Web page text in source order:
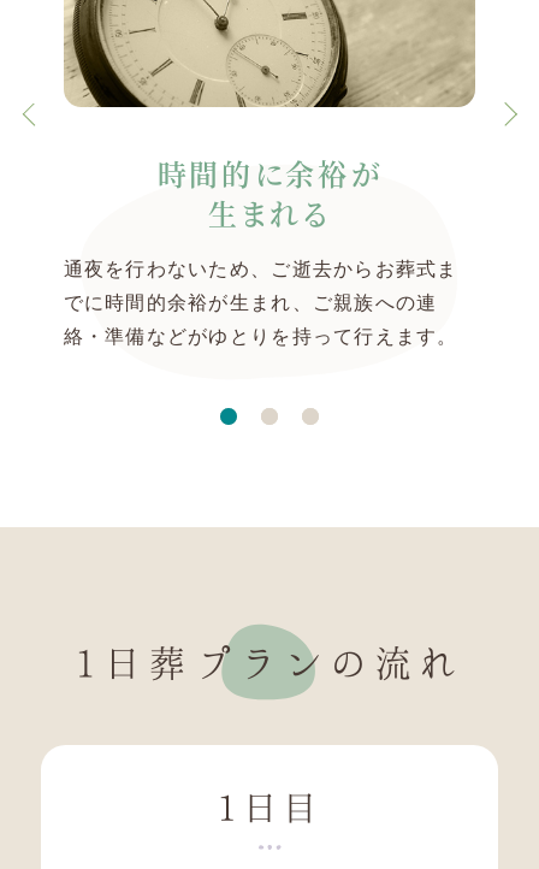
時間的に余裕が
生まれる
通夜を行わないため、ご逝去からお葬式ま
でに時間的余裕が生まれ、ご親族への連
絡・準備などがゆとりを持って行えます。
1日葬プランの流れ
1日目